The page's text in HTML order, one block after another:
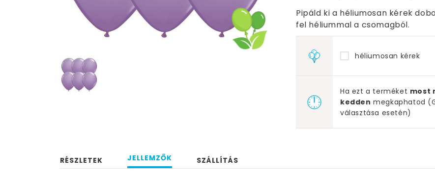
Pipáld ki a héliumosan kérek
fel héliummal a csomagból.
héliumosan kérek
Ha ezt a terméket most
kedden megkaphatod
választása esetén)
RÉSZLETEK JELLEMZŐK SZÁLLÍTÁS